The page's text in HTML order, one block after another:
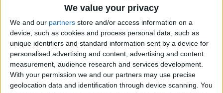
We value your privacy
We and our partners store and/or access information on a
device, such as cookies and process personal data, such as
unique identifiers and standard information sent by a device for
personalised advertising and content, advertising and content
measurement, audience research and services development.
With your permission we and our partners may use precise
geolocation data and identification through device scanning. You
Secessió, sinó en ple segle XX i inspirats pel Ku
Klux Klan d’El naixement d’un nació, mentre aquí
ens ha costat Déu i ajuda treure els monuments,
carrers i plaques franquistes?
Reflexionar sobre les nostres ciutats ens ha de
permetre entendre perquè aquell carrer on vivim